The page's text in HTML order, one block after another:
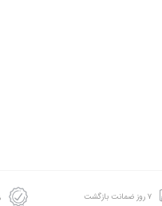
۷ روز ضمانت بازگشت